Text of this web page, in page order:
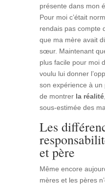
présente dans mon
Pour moi c’était
rendais pas compte
que ma mère avait
sœur. Maintenant
plus facile pour moi
voulu lui donner
son expérience à un
de montrer la réalité
sous-estimée des
Les
et père
Même encore
mères et les pères